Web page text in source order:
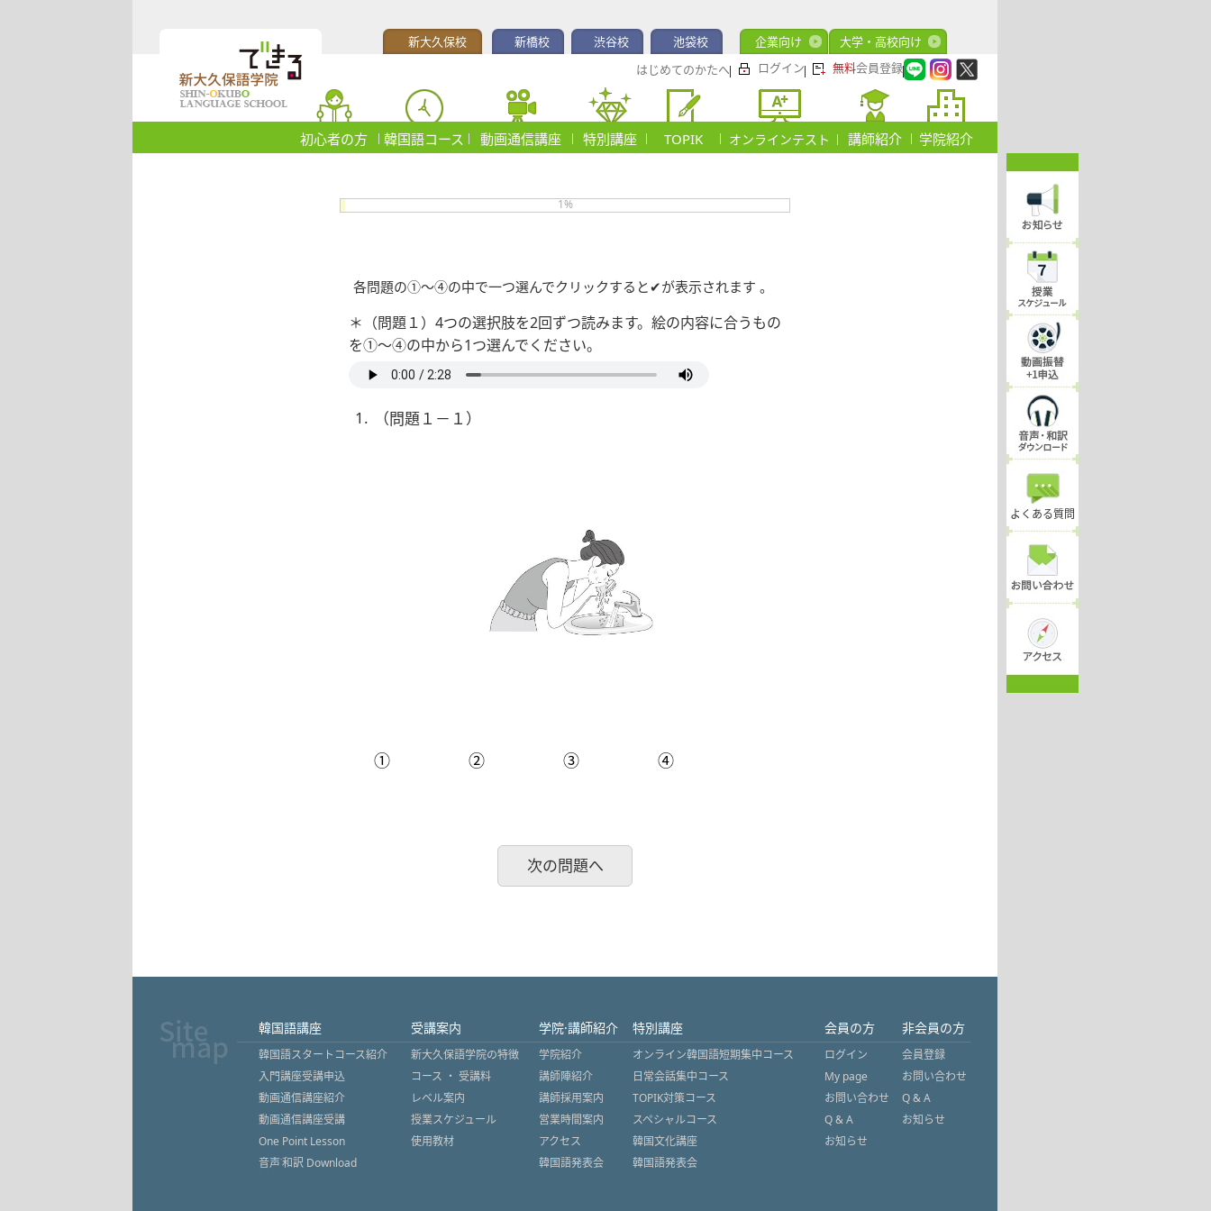
新大久保校 新橋校 渋谷校 池袋校 企業向け
大学・高校向け
はじめてのかたへ
ログイン 無料会員登録
初心者の方 韓国語コース 動画通信講座 特別講座 TOPIK オンラインテスト 講師紹介 学院紹介
1%
各問題の①～④の中で一つ選んでクリックすると✔が表示されます 。
＊（問題１）4つの選択肢を2回ずつ読みます。絵の内容に合うもの
を①〜④の中から1つ選んでください。
1. （問題１－１）
① ② ③ ④
次の問題へ
韓国語講座
韓国語スタートコース紹介
入門講座受講申込
動画通信講座紹介
動画通信講座受講
One Point Lesson
音声˙和訳 Download
受講案内
新大久保語学院の特徴
コース ・ 受講料
レベル案内
授業スケジュール
使用教材
学院·講師紹介
学院紹介
講師陣紹介
講師採用案内
営業時間案内
アクセス
韓国語発表会
特別講座
オンライン韓国語短期集中コース
日常会話集中コース
TOPIK対策コース
スペシャルコース
韓国文化講座
韓国語発表会
会員の方
ログイン
My page
お問い合わせ
Q & A
お知らせ
非会員の方
会員登録
お問い合わせ
Q & A
お知らせ
よくある質問